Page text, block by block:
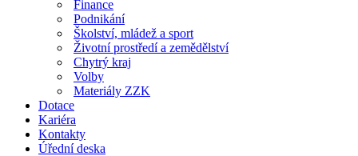
Finance
Podnikání
Školství, mládež a sport
Životní prostředí a zemědělství
Chytrý kraj
Volby
Materiály ZZK
Dotace
Kariéra
Kontakty
Úřední deska